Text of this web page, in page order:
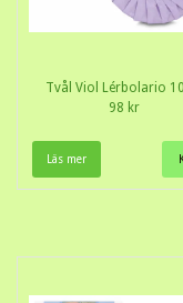
Tvål Viol Lérbolario
98 kr
Läs mer